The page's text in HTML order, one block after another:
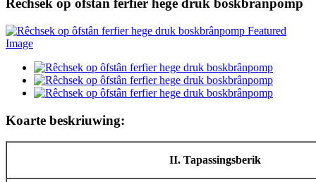
Rêchsek op ôfstân ferfier hege druk boskbrânpomp
Koarte beskriuwing:
II. Tapassingsberik